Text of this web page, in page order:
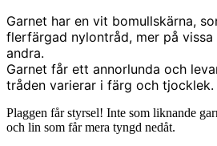
Garnet har en vit bomullskärna,
flerfärgad nylontråd, mer på
andra.
Garnet får ett annorlunda och
tråden varierar i färg och tjocklek.
Plaggen får styrsel! Inte som liknande
och lin som får mera tyngd nedåt.